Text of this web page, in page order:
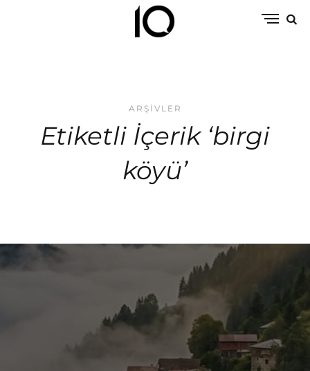
ARŞIVLER
Etiketli İçerik ‘birgi
köyü’